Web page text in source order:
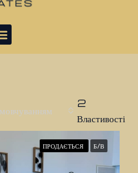
2
Властивості
ПРОДАЄТЬСЯ Б/В